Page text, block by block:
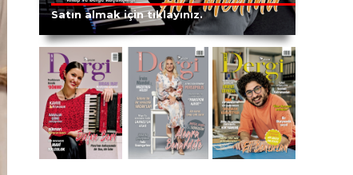
Satın almak için tıklayınız.